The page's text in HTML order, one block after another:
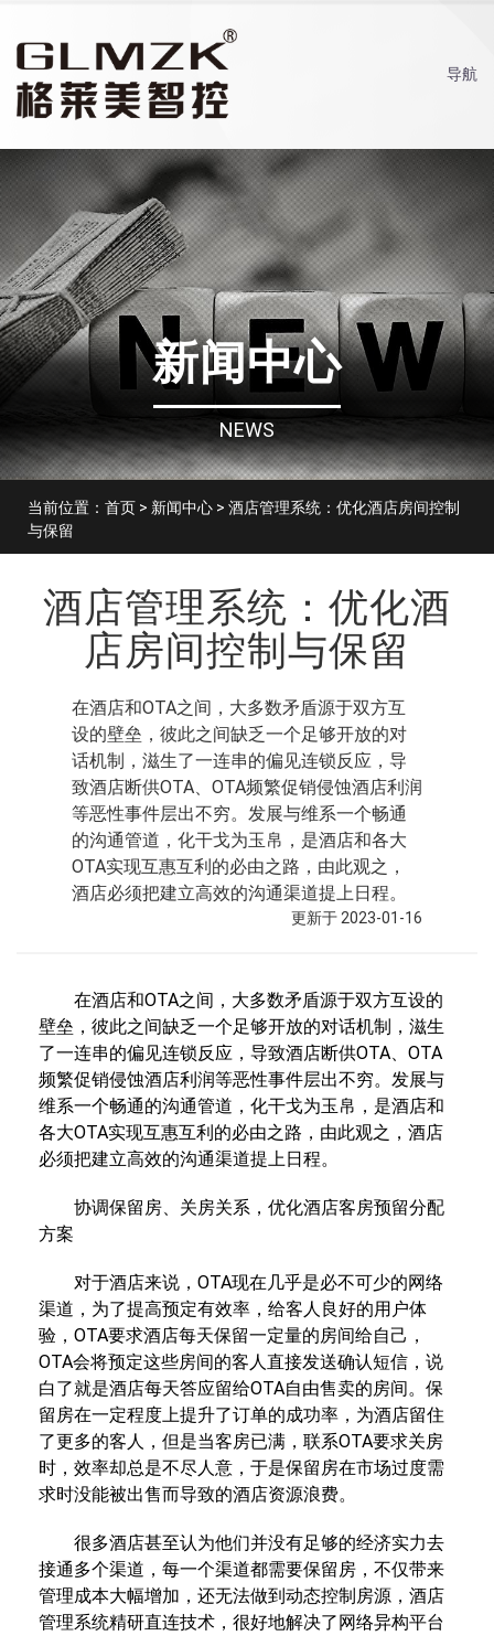
导航
新闻中心
NEWS
当前位置： 首页 > 新闻中心 > 酒店管理系统：优化酒店房间控制
与保留
酒店管理系统：优化酒
店房间控制与保留
在酒店和OTA之间，大多数矛盾源于双方互
设的壁垒，彼此之间缺乏一个足够开放的对
话机制，滋生了一连串的偏见连锁反应，导
致酒店断供OTA、OTA频繁促销侵蚀酒店利润
等恶性事件层出不穷。发展与维系一个畅通
的沟通管道，化干戈为玉帛，是酒店和各大
OTA实现互惠互利的必由之路，由此观之，
酒店必须把建立高效的沟通渠道提上日程。
更新于 2023-01-16
在酒店和OTA之间，大多数矛盾源于双方互设的
壁垒，彼此之间缺乏一个足够开放的对话机制，滋生
了一连串的偏见连锁反应，导致酒店断供OTA、OTA
频繁促销侵蚀酒店利润等恶性事件层出不穷。发展与
维系一个畅通的沟通管道，化干戈为玉帛，是酒店和
各大OTA实现互惠互利的必由之路，由此观之，酒店
必须把建立高效的沟通渠道提上日程。
协调保留房、关房关系，优化酒店客房预留分配
方案
对于酒店来说，OTA现在几乎是必不可少的网络
渠道，为了提高预定有效率，给客人良好的用户体
验，OTA要求酒店每天保留一定量的房间给自己，
OTA会将预定这些房间的客人直接发送确认短信，说
白了就是酒店每天答应留给OTA自由售卖的房间。保
留房在一定程度上提升了订单的成功率，为酒店留住
了更多的客人，但是当客房已满，联系OTA要求关房
时，效率却总是不尽人意，于是保留房在市场过度需
求时没能被出售而导致的酒店资源浪费。
很多酒店甚至认为他们并没有足够的经济实力去
接通多个渠道，每一个渠道都需要保留房，不仅带来
管理成本大幅增加，还无法做到动态控制房源，酒店
管理系统精研直连技术，很好地解决了网络异构平台